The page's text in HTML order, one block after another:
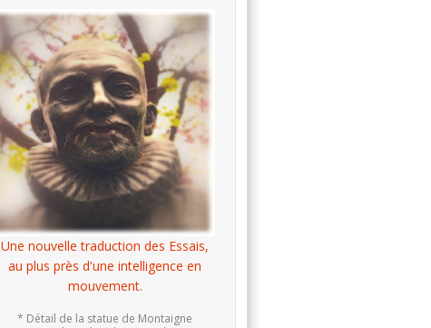
Une nouvelle traduction des Essais,
au plus près d'une intelligence en
mouvement.
* Détail de la statue de Montaigne